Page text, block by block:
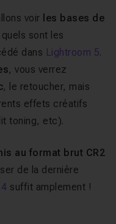
voir les bases de
sont les
dans Lightroom 5.
, vous verrez
, le retoucher, mais
effets créatifs
toning, etc).
au format brut CR2
de la dernière
suffit amplement !